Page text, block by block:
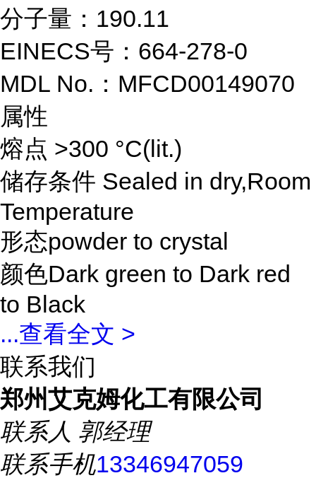
分子量：190.11
EINECS号：664-278-0
MDL No.：MFCD00149070
属性
熔点 >300 °C(lit.)
储存条件 Sealed in dry,Room
Temperature
形态powder to crystal
颜色Dark green to Dark red
to Black
...查看全文 >
联系我们
郑州艾克姆化工有限公司
联系人 郭经理
联系手机13346947059